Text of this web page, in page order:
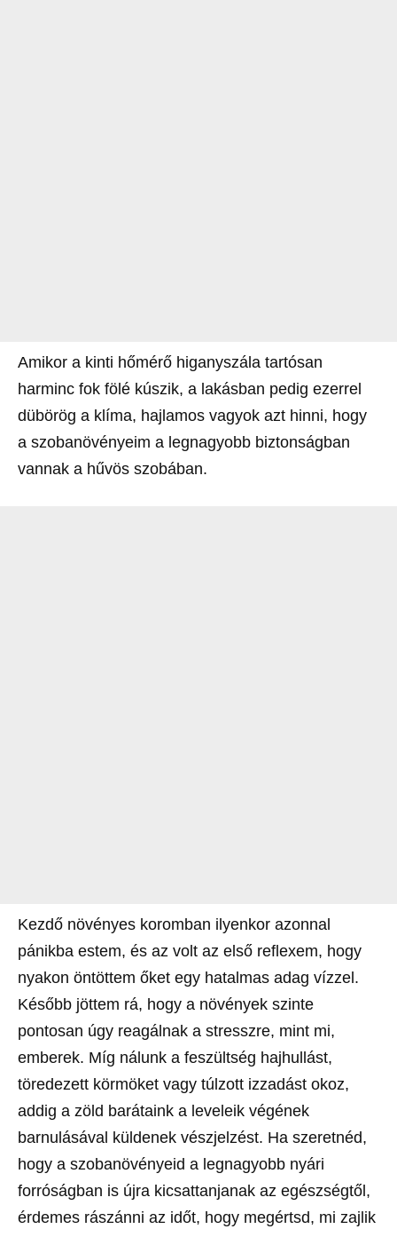
Amikor a kinti hőmérő higanyszála tartósan
harminc fok fölé kúszik, a lakásban pedig ezerrel
dübörög a klíma, hajlamos vagyok azt hinni, hogy
a szobanövényeim a legnagyobb biztonságban
vannak a hűvös szobában.
Kezdő növényes koromban ilyenkor azonnal
pánikba estem, és az volt az első reflexem, hogy
nyakon öntöttem őket egy hatalmas adag vízzel.
Később jöttem rá, hogy a növények szinte
pontosan úgy reagálnak a stresszre, mint mi,
emberek. Míg nálunk a feszültség hajhullást,
töredezett körmöket vagy túlzott izzadást okoz,
addig a zöld barátaink a leveleik végének
barnulásával küldenek vészjelzést. Ha szeretnéd,
hogy a szobanövényeid a legnagyobb nyári
forróságban is újra kicsattanjanak az egészségtől,
érdemes rászánni az időt, hogy megértsd, mi zajlik